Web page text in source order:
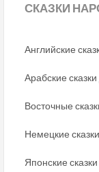
СКАЗКИ
Английские
Арабские
Восточные
Немецкие
Японские